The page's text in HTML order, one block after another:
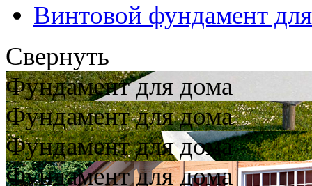
Винтовой фундамент
Свернуть
Фундамент для дома
Фундамент для дома
Фундамент для дома
Фундамент для дома